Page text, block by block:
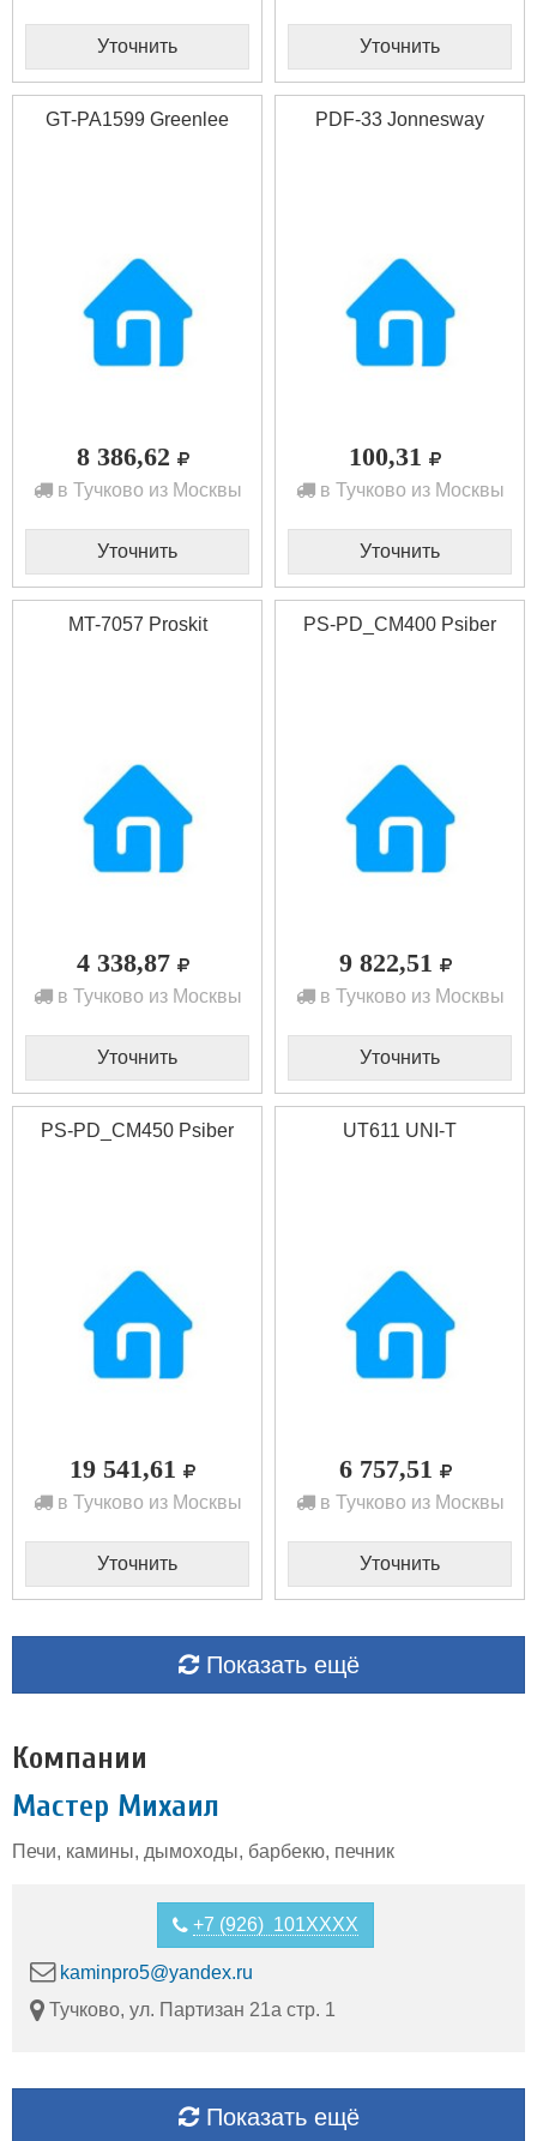
Уточнить Уточнить
GT-PA1599 Greenlee
8 386,62
в Тучково из Москвы
Уточнить
PDF-33 Jonnesway
100,31
в Тучково из Москвы
Уточнить
MT-7057 Proskit
4 338,87
в Тучково из Москвы
Уточнить
PS-PD_CM400 Psiber
9 822,51
в Тучково из Москвы
Уточнить
PS-PD_CM450 Psiber
19 541,61
в Тучково из Москвы
Уточнить
UT611 UNI-T
6 757,51
в Тучково из Москвы
Уточнить
Показать ещё
Компании
Мастер Михаил
Печи, камины, дымоходы, барбекю, печник
+7 (926) 101XXXX
kaminpro5@yandex.ru
Тучково, ул. Партизан 21а стр. 1
Показать ещё